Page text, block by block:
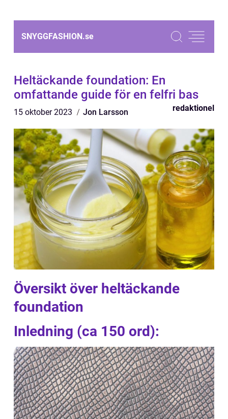
SNYGGFASHION.se
Heltäckande foundation: En
omfattande guide för en felfri bas
15 oktober 2023 Jon Larsson redaktionel
Översikt över heltäckande
foundation
Inledning (ca 150 ord):